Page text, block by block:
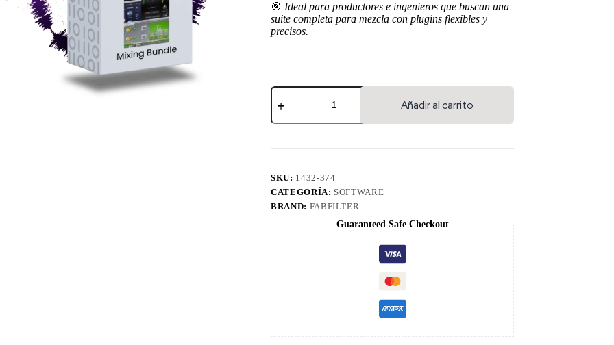
🎯 Ideal para productores e ingenieros que buscan una
suite completa para mezcla con plugins flexibles y
precisos.
Añadir al carrito
SKU: 1432-374
CATEGORÍA: SOFTWARE
BRAND: FABFILTER
Guaranteed Safe Checkout